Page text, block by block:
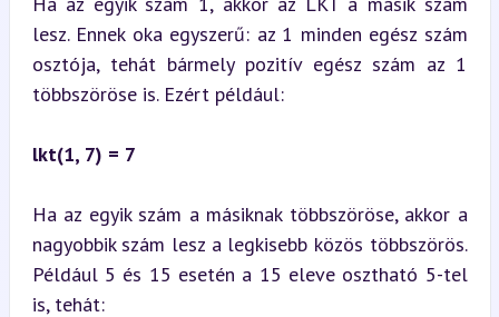
lesz. Ennek oka egyszerű: az 1 minden egész szám
osztója, tehát bármely pozitív egész szám az 1
többszöröse is. Ezért például:
lkt(1, 7) = 7
Ha az egyik szám a másiknak többszöröse, akkor a
nagyobbik szám lesz a legkisebb közös többszörös.
Például 5 és 15 esetén a 15 eleve osztható 5-tel
is, tehát: